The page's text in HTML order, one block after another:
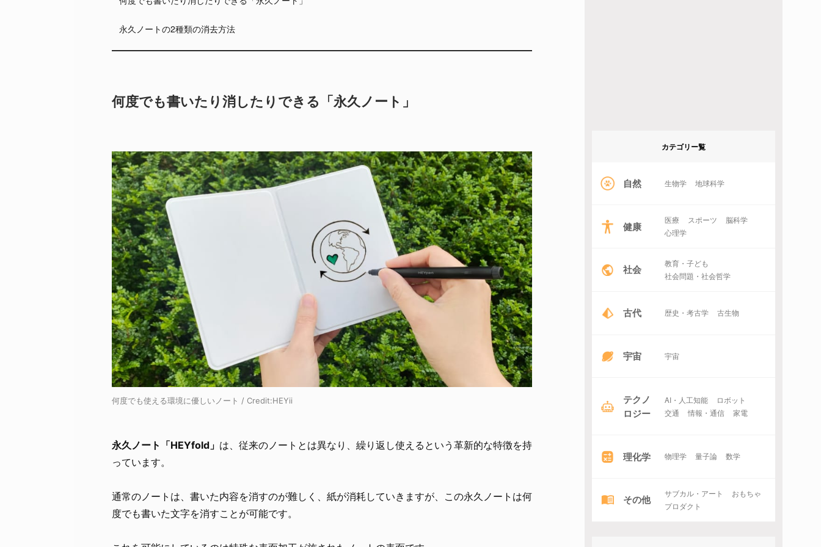
永久ノートの2種類の消去方法
何度でも書いたり消したりできる「永久ノート」
何度でも使える環境に優しいノート / Credit:HEYii
永久ノート「HEYfold」 は、従来のノートとは異なり、繰り返し使えるという革新的な特徴を持
っています。
通常のノートは、書いた内容を消すのが難しく、紙が消耗していきますが、この永久ノートは何
度でも書いた文字を消すことが可能です。
カテゴリー覧
自然 生物学 地球科学
健康 医療 スポーツ
脳科学
心理学
社会
教育・子ども
社会問題・社会哲学
古代 歴史・考古学 古生物
宇宙 宇宙
テクノ
ロジー
AI・人工知能
ロボット
交通
情報・通信 家電
理化学 物理学 量子論 数学
その他 サブカル・アート
おもちゃ
プロダクト